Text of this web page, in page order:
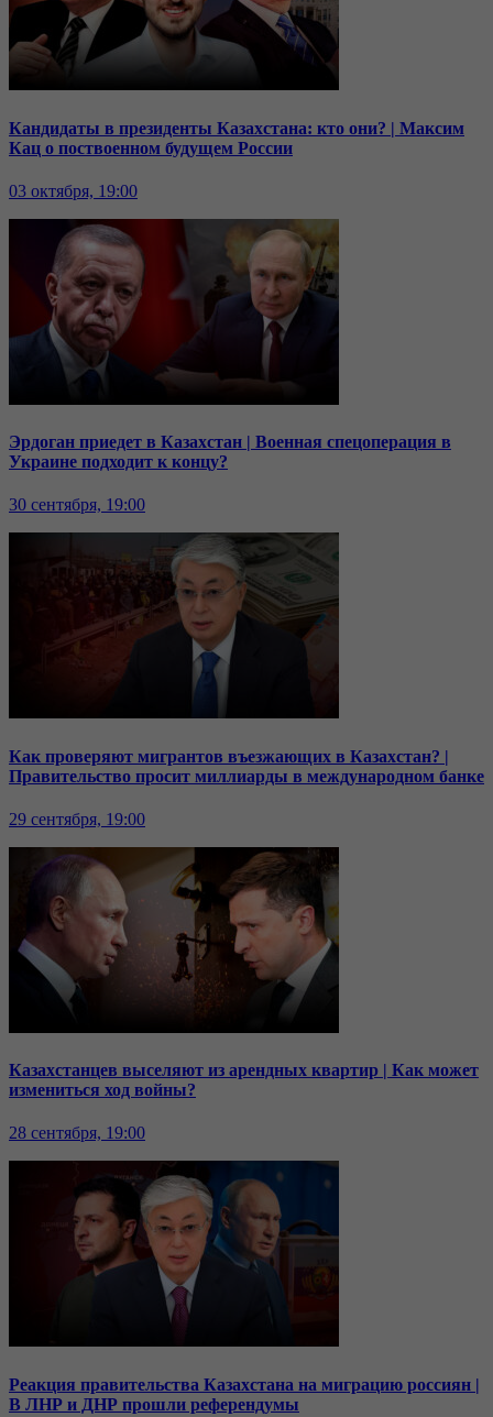
Кандидаты в президенты Казахстана: кто они? | Максим
Кац о поствоенном будущем России
03 октября, 19:00
Эрдоган приедет в Казахстан | Военная спецоперация в
Украине подходит к концу?
30 сентября, 19:00
Как проверяют мигрантов въезжающих в Казахстан? |
Правительство просит миллиарды в международном банке
29 сентября, 19:00
Казахстанцев выселяют из арендных квартир | Как может
измениться ход войны?
28 сентября, 19:00
Реакция правительства Казахстана на миграцию россиян |
В ЛНР и ДНР прошли референдумы